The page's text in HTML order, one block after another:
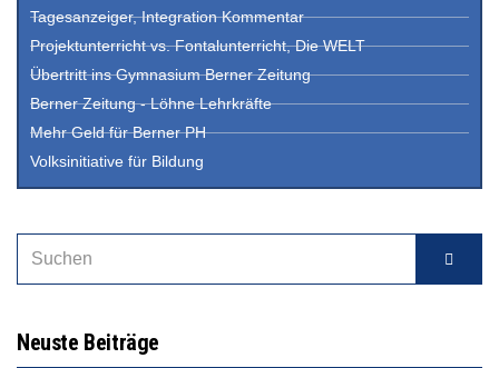
Tagesanzeiger, Integration Kommentar
Projektunterricht vs. Fontalunterricht, Die WELT
Übertritt ins Gymnasium Berner Zeitung
Berner Zeitung - Löhne Lehrkräfte
Mehr Geld für Berner PH
Volksinitiative für Bildung
Neuste Beiträge